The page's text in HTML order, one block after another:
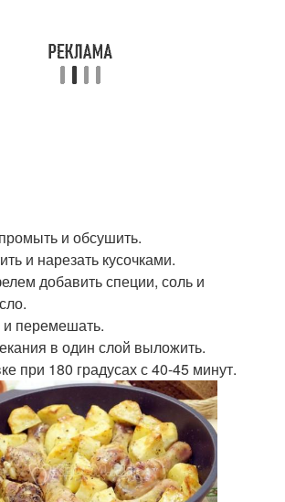
и обсушить.
и нарезать кусочками.
добавить специи, соль и
и перемешать.
в один слой выложить.
при 180 градусах с 40-45 минут.